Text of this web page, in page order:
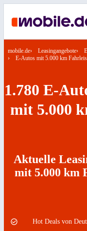
mobile.de Leasingangebote
E-Autos mit 5.000 km
1.780 E-
mit 5.000
Aktuelle
mit 5.000 km
Hot Deals von